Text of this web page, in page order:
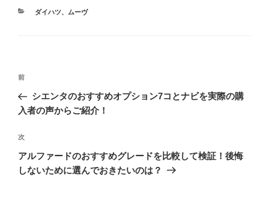
カ
ダイハツ、 ムーヴ
投
ナ
ゲ
ー
シ
前
の
投
前
シエンタのおすすめオプション7コとナビを実際の購
入者の声からご紹介！
次
の
投
次
アルファードのおすすめグレードを比較して検証！後悔
しないために選んでおきたいのは？